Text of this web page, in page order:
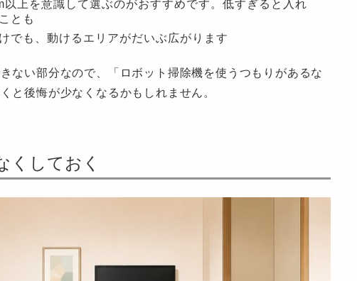
上を意識して選ぶのがおすすめです。低すぎると入れ
とも
でも、動けるエリアがだいぶ広がります
ない部分なので、「ロボット掃除機を使うつもりがあるな
と後悔が少なくなるかもしれません。
くしておく